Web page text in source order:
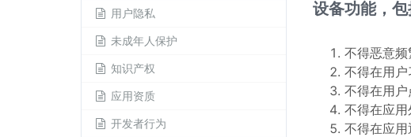
用户隐私
未成年人保护
知识产权
应用资质
开发者行为
设备功能，包
不得恶意频
不得在用户
不得在用户
不得在应用
不得在应用